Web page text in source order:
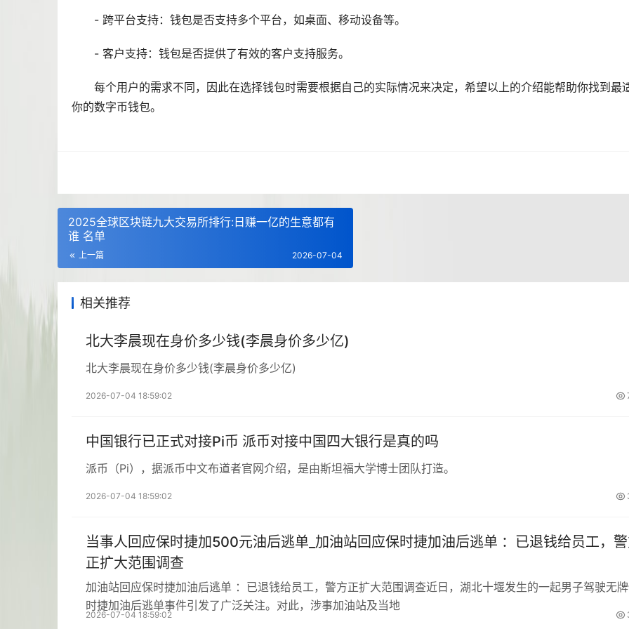
- 跨平台支持：钱包是否支持多个平台，如桌面、移动设备等。
- 客户支持：钱包是否提供了有效的客户支持服务。
每个用户的需求不同，因此在选择钱包时需要根据自己的实际情况来决定，希望以上的介绍能帮助你找到最
你的数字币钱包。
2025全球区块链九大交易所排行:日赚一亿的生意都有
谁 名单
上一篇 2026-07-04
相关推荐
北大李晨现在身价多少钱(李晨身价多少亿)
北大李晨现在身价多少钱(李晨身价多少亿)
2026-07-04 18:59:02
中国银行已正式对接Pi币 派币对接中国四大银行是真的吗
派币（Pi），据派币中文布道者官网介绍，是由斯坦福大学博士团队打造。
2026-07-04 18:59:02
当事人回应保时捷加500元油后逃单_加油站回应保时捷加油后逃单 ：已退钱给员工，
正扩大范围调查
加油站回应保时捷加油后逃单 ：已退钱给员工，警方正扩大范围调查近日，湖北十堰发生的一起男子驾驶无
时捷加油后逃单事件引发了广泛关注。对此，涉事加油站及当地
2026-07-04 18:59:02